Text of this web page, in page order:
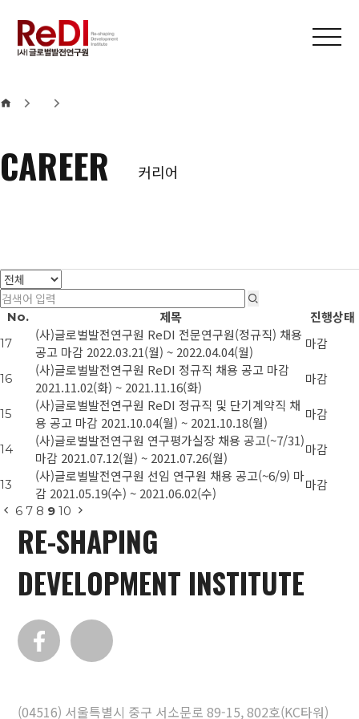
CAREER 커리어
No. 제목 진행상태
17
(사)글로벌발전연구원 ReDI 전문연구원(정규직) 채용
공고 마감 2022.03.21(월) ~ 2022.04.04(월)
마감
16
(사)글로벌발전연구원 ReDI 정규직 채용 공고 마감
2021.11.02(화) ~ 2021.11.16(화)
마감
15
(사)글로벌발전연구원 ReDI 정규직 및 단기계약직 채
용 공고 마감 2021.10.04(월) ~ 2021.10.18(월)
마감
14
(사)글로벌발전연구원 연구평가실장 채용 공고(~7/31)
마감 2021.07.12(월) ~ 2021.07.26(월)
마감
13
(사)글로벌발전연구원 선임 연구원 채용 공고(~6/9) 마
감 2021.05.19(수) ~ 2021.06.02(수)
마감
6 7 8 9 10
RE-SHAPING
DEVELOPMENT INSTITUTE
(04516) 서울특별시 중구 서소문로 89-15, 802호(KC타워)